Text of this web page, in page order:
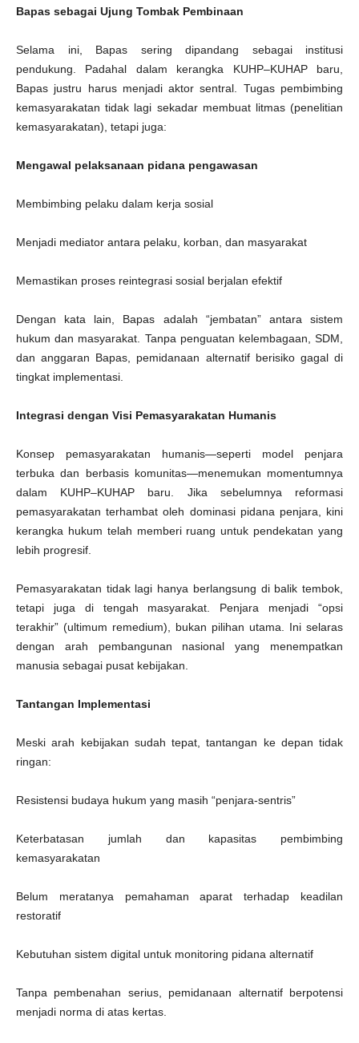
Bapas sebagai Ujung Tombak Pembinaan
Selama ini, Bapas sering dipandang sebagai institusi
pendukung. Padahal dalam kerangka KUHP–KUHAP baru,
Bapas justru harus menjadi aktor sentral. Tugas pembimbing
kemasyarakatan tidak lagi sekadar membuat litmas (penelitian
kemasyarakatan), tetapi juga:
Mengawal pelaksanaan pidana pengawasan
Membimbing pelaku dalam kerja sosial
Menjadi mediator antara pelaku, korban, dan masyarakat
Memastikan proses reintegrasi sosial berjalan efektif
Dengan kata lain, Bapas adalah “jembatan” antara sistem
hukum dan masyarakat. Tanpa penguatan kelembagaan, SDM,
dan anggaran Bapas, pemidanaan alternatif berisiko gagal di
tingkat implementasi.
Integrasi dengan Visi Pemasyarakatan Humanis
Konsep pemasyarakatan humanis—seperti model penjara
terbuka dan berbasis komunitas—menemukan momentumnya
dalam KUHP–KUHAP baru. Jika sebelumnya reformasi
pemasyarakatan terhambat oleh dominasi pidana penjara, kini
kerangka hukum telah memberi ruang untuk pendekatan yang
lebih progresif.
Pemasyarakatan tidak lagi hanya berlangsung di balik tembok,
tetapi juga di tengah masyarakat. Penjara menjadi “opsi
terakhir” (ultimum remedium), bukan pilihan utama. Ini selaras
dengan arah pembangunan nasional yang menempatkan
manusia sebagai pusat kebijakan.
Tantangan Implementasi
Meski arah kebijakan sudah tepat, tantangan ke depan tidak
ringan:
Resistensi budaya hukum yang masih “penjara-sentris”
Keterbatasan jumlah dan kapasitas pembimbing
kemasyarakatan
Belum meratanya pemahaman aparat terhadap keadilan
restoratif
Kebutuhan sistem digital untuk monitoring pidana alternatif
Tanpa pembenahan serius, pemidanaan alternatif berpotensi
menjadi norma di atas kertas.